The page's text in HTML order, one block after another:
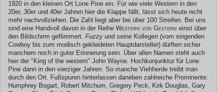
1920 in den kleinen Ort Lone Pine ein. Für wie viele Western in den
20er, 30er und 40er Jahren hier die Klappe fällt, lässt sich heute nicht
mehr nachvollziehen. Die Zahl liegt aber bei über 100 Streifen. Bei uns
sind eine Handvoll davon in der Reihe Western von Gestern einst über
den Bildschirm geflimmert. Fuzzy und seine Kollegen (vom singenden
Cowboy bis zum modisch gekleideten Hauptdarsteller) dürften sicher
manchem noch in guter Erinnerung sein. Über allen Namen steht auch
hier der "King of the western" John Wayne. Hochkonjunktur für Lone
Pine dann in den vierziger Jahren. So manche Viehherde treibt man
durch den Ort. Fußspuren hinterlassen daneben zahlreiche Prominente:
Humphrey Bogart, Robert Mitchum, Gregory Peck, Kirk Douglas, Gary